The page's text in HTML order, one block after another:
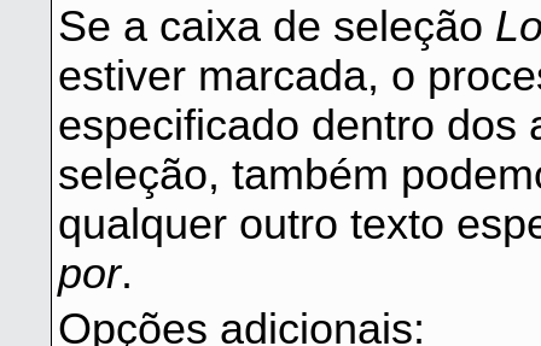
Se a caixa de seleção
estiver marcada, o
especificado dentro dos
seleção, também
qualquer outro texto
por.
Opções adicionais: